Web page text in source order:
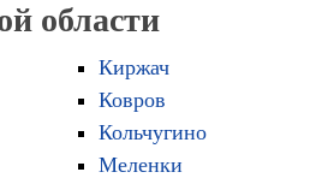
области
Киржач
Ковров
Кольчугино
Меленки